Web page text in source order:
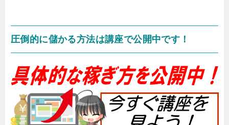
圧倒的に儲かる方法は講座で公開中です！